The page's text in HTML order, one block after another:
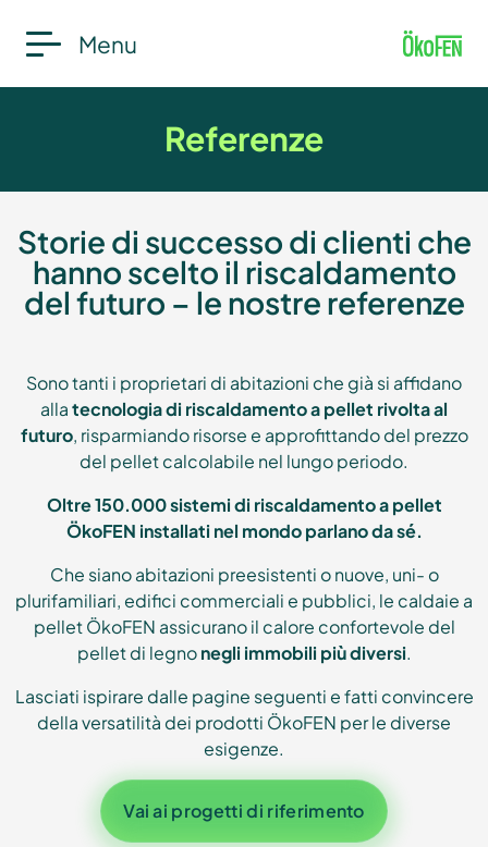
Menu
Referenze
Storie di successo di clienti che
hanno scelto il riscaldamento
del futuro – le nostre referenze
Sono tanti i proprietari di abitazioni che già si affidano
allatecnologia di riscaldamento a pellet rivolta al
futuro, risparmiando risorse e approfittando del prezzo
del pellet calcolabile nel lungo periodo.
Oltre 150.000 sistemi di riscaldamento a pellet
ÖkoFEN installati nel mondo parlano da sé.
Che siano abitazioni preesistenti o nuove, uni- o
plurifamiliari, edifici commerciali e pubblici, le caldaie a
pellet ÖkoFEN assicurano il calore confortevole del
pellet di legnonegli immobili più diversi.
Lasciati ispirare dalle pagine seguenti e fatti convincere
della versatilità dei prodotti ÖkoFEN per le diverse
esigenze.
Vai ai progetti di riferimento